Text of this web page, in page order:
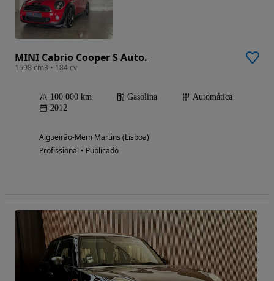
MINI Cabrio Cooper S Auto.
1598 cm3 • 184 cv
100 000 km Gasolina
Automática
2012
Algueirão-Mem Martins (Lisboa)
Profissional • Publicado